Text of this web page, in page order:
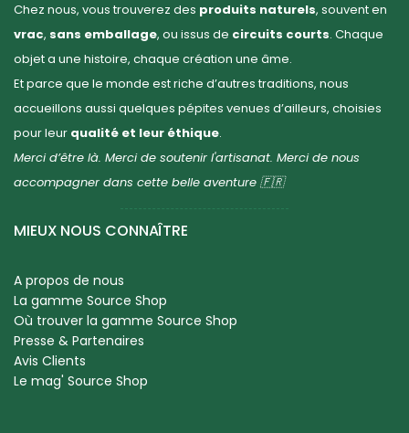
Chez nous, vous trouverez des produits naturels, souvent en
vrac, sans emballage, ou issus de circuits courts. Chaque
objet a une histoire, chaque création une âme.
Et parce que le monde est riche d’autres traditions, nous
accueillons aussi quelques pépites venues d’ailleurs, choisies
pour leur qualité et leur éthique.
Merci d’être là. Merci de soutenir l'artisanat. Merci de nous
accompagner dans cette belle aventure 🇫🇷
MIEUX NOUS CONNAÎTRE
A propos de nous
La gamme Source Shop
Où trouver la gamme Source Shop
Presse & Partenaires
Avis Clients
Le mag' Source Shop